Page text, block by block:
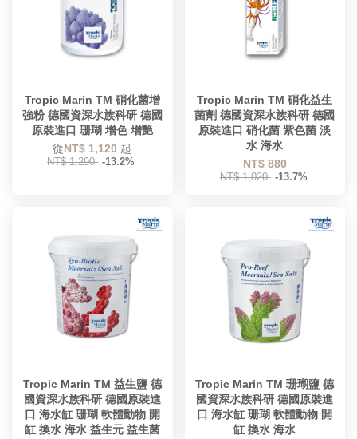
Tropic Marin TM 硝化菌增
強粉 德國資深水族科研 德國
原裝進口 珊瑚 增色 增艷
從NT$ 1,120 起
NT$ 1,290 -13.2%
Tropic Marin TM 硝化益生
菌劑 德國資深水族科研 德國
原裝進口 硝化菌 紫色菌 淡
水 海水
NT$ 880
NT$ 1,020 -13.7%
Tropic Marin TM 益生鹽 德
國資深水族科研 德國原裝進
口 海水缸 珊瑚 軟體動物 開
缸 換水 海水 益生元 益生菌
Tropic Marin TM 珊瑚鹽 德
國資深水族科研 德國原裝進
口 海水缸 珊瑚 軟體動物 開
缸 換水 海水